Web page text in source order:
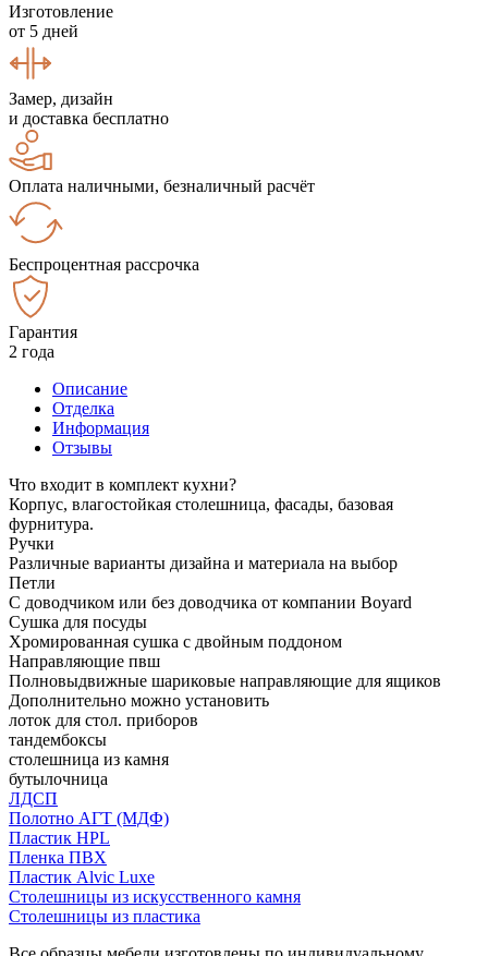
Изготовление
от 5 дней
Замер, дизайн
и доставка бесплатно
Оплата наличными, безналичный расчёт
Беспроцентная рассрочка
Гарантия
2 года
Описание
Отделка
Информация
Отзывы
Что входит в комплект кухни?
Корпус, влагостойкая столешница, фасады, базовая
фурнитура.
Ручки
Различные варианты дизайна и материала на выбор
Петли
С доводчиком или без доводчика от компании Boyard
Сушка для посуды
Хромированная сушка с двойным поддоном
Направляющие пвш
Полновыдвижные шариковые направляющие для ящиков
Дополнительно можно установить
лоток для стол. приборов
тандембоксы
столешница из камня
бутылочница
ЛДСП
Полотно АГТ (МДФ)
Пластик HPL
Пленка ПВХ
Пластик Alvic Luxe
Столешницы из искусственного камня
Столешницы из пластика